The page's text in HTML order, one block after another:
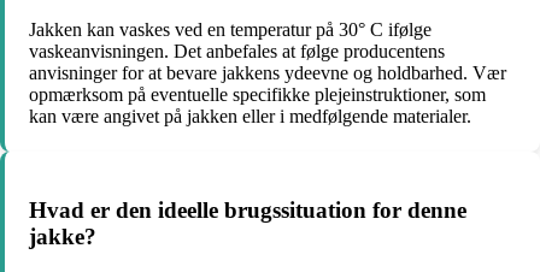
Jakken kan vaskes ved en temperatur på 30° C ifølge
vaskeanvisningen. Det anbefales at følge producentens
anvisninger for at bevare jakkens ydeevne og holdbarhed. Vær
opmærksom på eventuelle specifikke plejeinstruktioner, som
kan være angivet på jakken eller i medfølgende materialer.
Hvad er den ideelle brugssituation for denne
jakke?